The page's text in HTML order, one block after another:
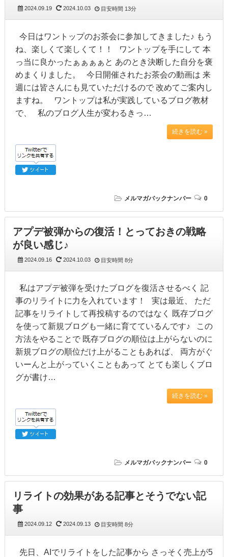
2024.09.19 2024.10.03 目安時間 13分
今日はワントップのお茶会に参加してきました♪ もう
ね、楽しくて楽しくて！！ ワントップを手にして 本
っ当に良かったぁぁぁぁと あのとき決断した自分を褒
めまくりました。 今日開催されたお茶会の動画は 来
週には皆さんにも見ていただけるので 改めてご案内し
ますね。 ワントップは私が実践しているブログ教材
で、 私のブログ人生が変わるきっ…
続きを読む »
メルマガバックナンバー 0
アプデ被弾からの復活！とっておきの戦略
が良い感じ♪
2024.09.16 2024.10.03 目安時間 8分
私はアプデ被弾を受けたブログを復活させるべく 記
事のリライトに力を入れています！ 実は最近、 ただ
記事をリライトして再投稿するのではなく 既存ブログ
を使って新規ブログも一緒に育てているんです♪ この
方法をやることで 既存ブログの順位は上がらないのに
新規ブログの順位だけ上がることもあれば、 両方がぐ
いーんと上がっていくこともあって とても楽しくブロ
グが書け…
続きを読む »
メルマガバックナンバー 0
リライトの効果がある記事とそうでない記
事
2024.09.12 2024.09.13 目安時間 8分
先日、AIでリライトをした記事から さっそく売上が5